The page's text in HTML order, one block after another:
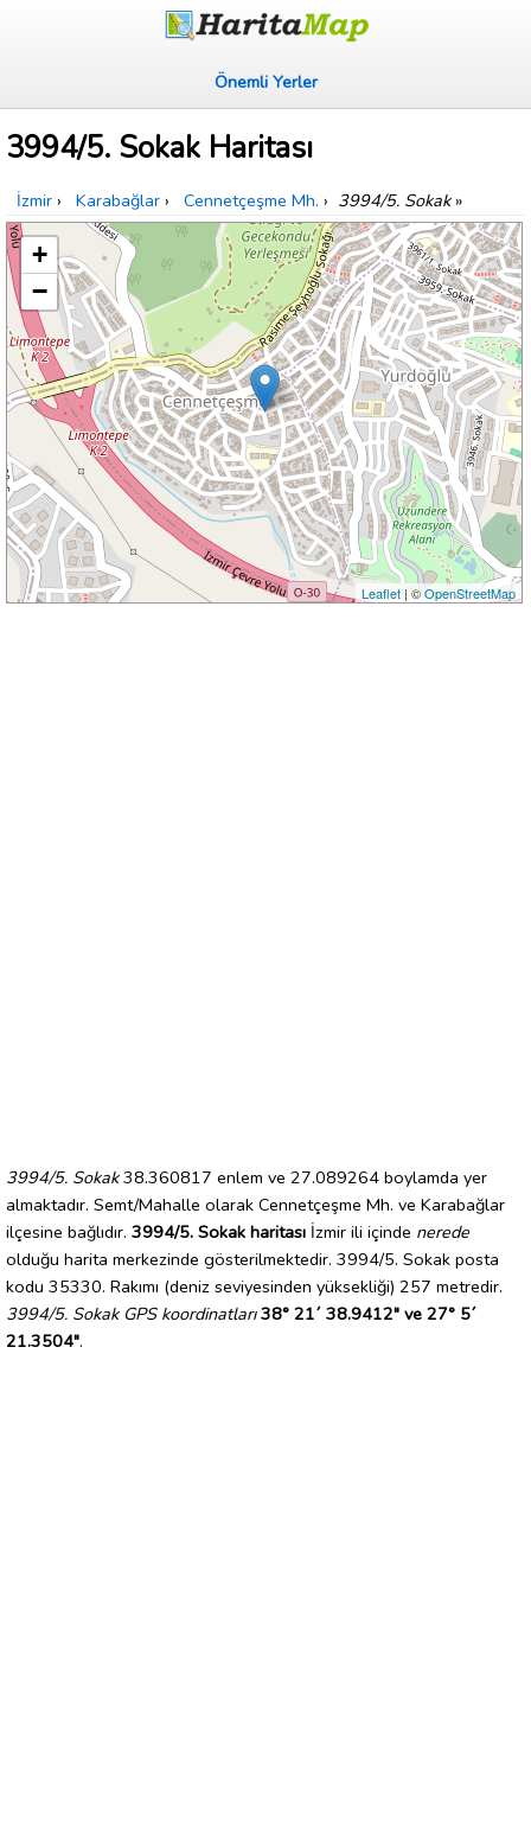
Önemli Yerler
3994/5. Sokak Haritası
İzmir › Karabağlar › Cennetçeşme Mh. › 3994/5. Sokak»
+
−
Leaflet| ©OpenStreetMap
3994/5. Sokak38.360817 enlem ve 27.089264 boylamda yer
almaktadır. Semt/Mahalle olarak Cennetçeşme Mh. ve Karabağlar
ilçesine bağlıdır. 3994/5. Sokak haritası İzmir ili içinde nerede
olduğu harita merkezinde gösterilmektedir. 3994/5. Sokak posta
kodu 35330. Rakımı (deniz seviyesinden yüksekliği) 257 metredir.
3994/5. Sokak GPS koordinatları 38° 21´ 38.9412" ve 27° 5´
21.3504".